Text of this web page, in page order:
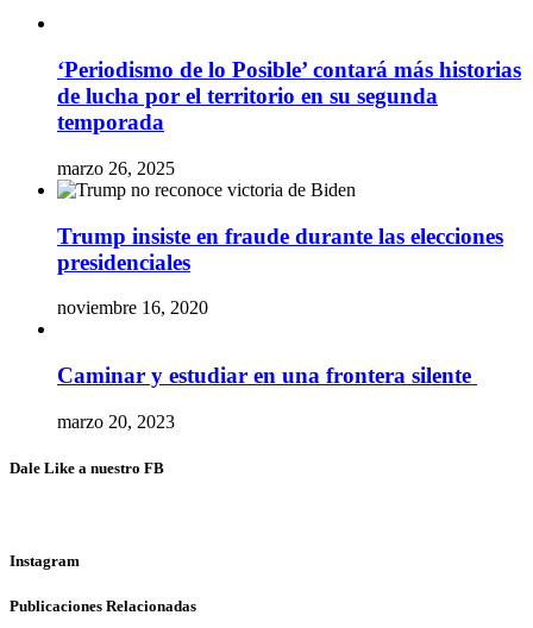
‘Periodismo de lo Posible’ contará más historias
de lucha por el territorio en su segunda
temporada
marzo 26, 2025
Trump insiste en fraude durante las elecciones
presidenciales
noviembre 16, 2020
Caminar y estudiar en una frontera silente
marzo 20, 2023
Dale Like a nuestro FB
Instagram
Publicaciones Relacionadas